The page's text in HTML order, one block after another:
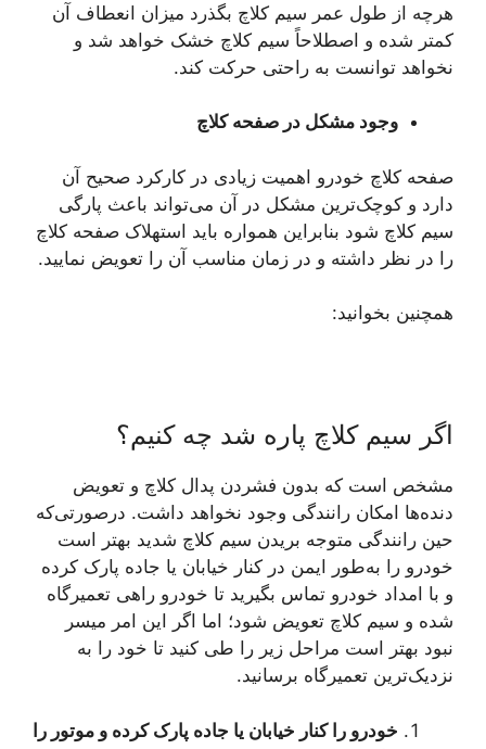
هرچه از طول عمر سیم کلاچ بگذرد میزان انعطاف آن
کمتر شده و اصطلاحاً سیم کلاچ خشک خواهد شد و
نخواهد توانست به راحتی حرکت کند.
وجود مشکل در صفحه کلاچ
صفحه کلاچ خودرو اهمیت زیادی در کارکرد صحیح آن
دارد و کوچک‌ترین مشکل در آن می‌تواند باعث پارگی
سیم کلاچ شود بنابراین همواره باید استهلاک صفحه کلاچ
را در نظر داشته و در زمان مناسب آن را تعویض نمایید.
همچنین بخوانید:
اگر سیم کلاچ پاره شد چه کنیم؟
مشخص است که بدون فشردن پدال کلاچ و تعویض
دنده‌ها امکان رانندگی وجود نخواهد داشت. درصورتی‌که
حین رانندگی متوجه بریدن سیم کلاچ شدید بهتر است
خودرو را به‌طور ایمن در کنار خیابان یا جاده پارک کرده
و با امداد خودرو تماس بگیرید تا خودرو راهی تعمیرگاه
شده و سیم کلاچ تعویض شود؛ اما اگر این امر میسر
نبود بهتر است مراحل زیر را طی کنید تا خود را به
نزدیک‌ترین تعمیرگاه برسانید.
خودرو را کنار خیابان یا جاده پارک کرده و موتور را